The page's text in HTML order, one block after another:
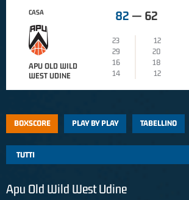
CASA
APU OLD WILD
WEST UDINE
82 — 62
23
12
29
20
16
18
14
12
BOXSCORE PLAY BY PLAY TABELLINO
Apu Old Wild West Udine